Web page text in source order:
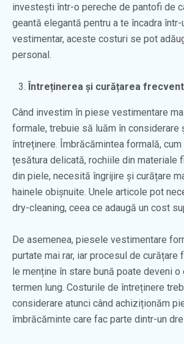
investești într-o pereche de pantofi de
geantă elegantă pentru a te încadra într-
vestimentar, aceste costuri se pot
personal.
Întreținerea și curățarea
Când investim în piese vestimentare
formale, trebuie să luăm în considerare
întreținere. Îmbrăcămintea formală,
țesătura delicată, rochiile din materiale
din piele, necesită îngrijire și curățare
hainele obișnuite. Unele articole pot
dry-cleaning, ceea ce adaugă un cost
De asemenea, piesele vestimentare
purtate mai rar, iar procesul de curățare
le menține în stare bună poate deveni o
termen lung. Costurile de întreținere
considerare atunci când achiziționăm
îmbrăcăminte care fac parte dintr-un